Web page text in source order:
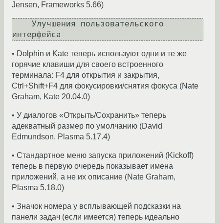
Jensen, Frameworks 5.66)
• Dolphin и Kate теперь используют одни и те же
горячие клавиши для своего встроенного
терминала: F4 для открытия и закрытия,
Ctrl+Shift+F4 для фокусировки/снятия фокуса (Nate
Graham, Kate 20.04.0)
• У диалогов «Открыть/Сохранить» теперь
адекватный размер по умолчанию (David
Edmundson, Plasma 5.17.4)
• Стандартное меню запуска приложений (Kickoff)
теперь в первую очередь показывает имена
приложений, а не их описание (Nate Graham,
Plasma 5.18.0)
• Значок номера у всплывающей подсказки на
панели задач (если имеется) теперь идеально